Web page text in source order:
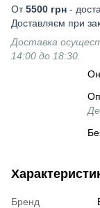
От5500 грн -
Доставляєм при
Доставка
14:00 до 18:30.
Бренд